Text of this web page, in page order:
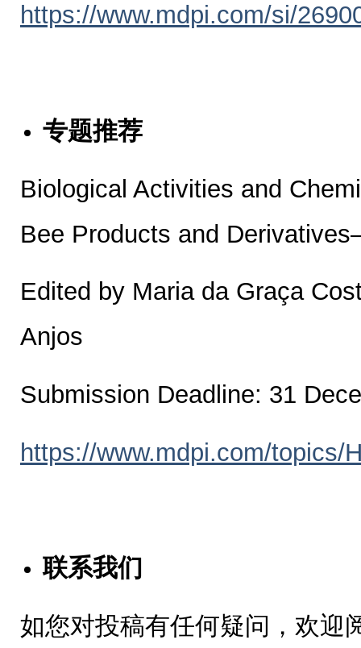
https://www.mdpi.com/si/
专题推荐
Biological Activities and
Bee Products and
Edited by Maria da Graça
Anjos
Submission Deadline: 31
https://www.mdpi.com/topics/
联系我们
如您对投稿有任何疑问，欢迎